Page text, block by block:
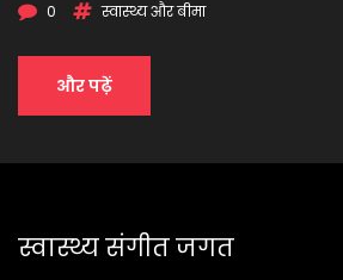
0 स्वास्थ्य और बीमा
और पढ़ें
स्वास्थ्य संगीत जगत